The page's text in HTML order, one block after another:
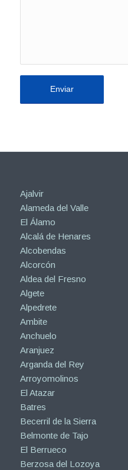
Ajalvir
Alameda del Valle
El Álamo
Alcalá de Henares
Alcobendas
Alcorcón
Aldea del Fresno
Algete
Alpedrete
Ambite
Anchuelo
Aranjuez
Arganda del Rey
Arroyomolinos
El Atazar
Batres
Becerril de la Sierra
Belmonte de Tajo
El Berrueco
Berzosa del Lozoya